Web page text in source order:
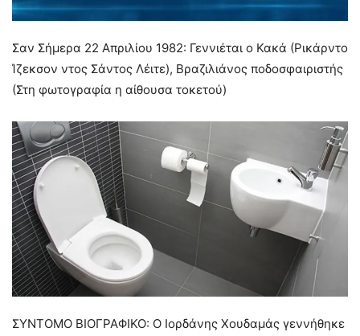
Σαν Σήμερα 22 Απριλίου 1982: Γεννιέται ο Κακά (Ρικάρντο
Ίζεκσον ντος Σάντος Λέιτε), Βραζιλιάνος ποδοσφαιριστής
(Στη φωτογραφία η αίθουσα τοκετού)
ΣΥΝΤΟΜΟ ΒΙΟΓΡΑΦΙΚΟ: Ο Ιορδάνης Χουδαμάς γεννήθηκε